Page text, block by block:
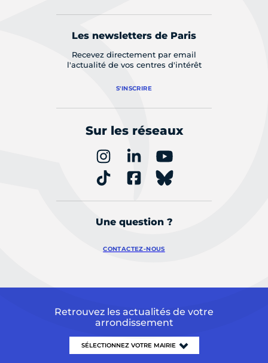
Les newsletters de Paris
Recevez directement par email
l'actualité de vos centres d'intérêt
S'INSCRIRE
Sur les réseaux
Une question ?
CONTACTEZ-NOUS
Retrouvez les actualités de votre
arrondissement